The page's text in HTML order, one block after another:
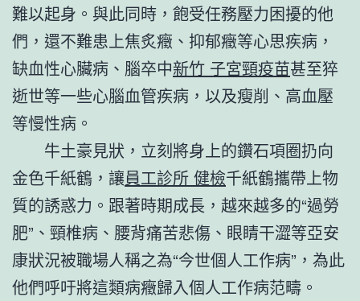
難以起身。與此同時，飽受任務壓力困擾的他
們，還不難患上焦炙癥、抑郁癥等心思疾病，
缺血性心臟病、腦卒中新竹 子宮頸疫苗甚至猝
逝世等一些心腦血管疾病，以及瘦削、高血壓
等慢性病。
牛土豪見狀，立刻將身上的鑽石項圈扔向
金色千紙鶴，讓員工診所 健檢千紙鶴攜帶上物
質的誘惑力。跟著時期成長，越來越多的“過勞
肥”、頸椎病、腰背痛苦悲傷、眼睛干澀等亞安
康狀況被職場人稱之為“今世個人工作病”，為此
他們呼吁將這類病癥歸入個人工作病范疇。